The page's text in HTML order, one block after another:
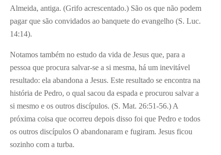
Almeida, antiga. (Grifo acrescentado.) São os que não podem
pagar que são convidados ao banquete do evangelho (S. Luc.
14:14).
Notamos também no estudo da vida de Jesus que, para a
pessoa que procura salvar-se a si mesma, há um inevitável
resultado: ela abandona a Jesus. Este resultado se encontra na
história de Pedro, o qual sacou da espada e procurou salvar a
si mesmo e os outros discípulos. (S. Mat. 26:51-56.) A
próxima coisa que ocorreu depois disso foi que Pedro e todos
os outros discípulos O abandonaram e fugiram. Jesus ficou
sozinho com a turba.